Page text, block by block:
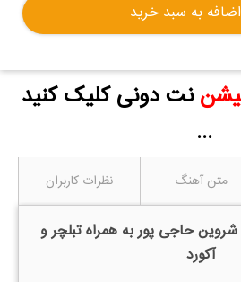
اضافه به سبد خرید
نت دونی کلیک کنید
...
متن آهنگ نظرات کاربران
شروین حاجی پور به همراه تبلچر و
آکورد